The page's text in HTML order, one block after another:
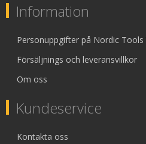
Information
Personuppgifter på Nordic Tools
Försäljnings och leveransvillkor
Om oss
Kundeservice
Kontakta oss